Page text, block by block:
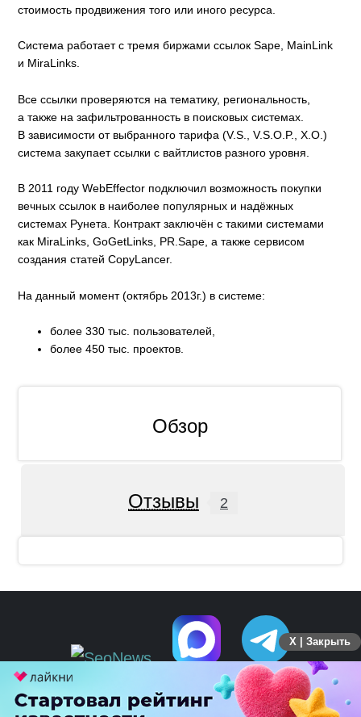
стоимость продвижения того или иного ресурса.
Система работает с тремя биржами ссылок Sape, MainLink
и MiraLinks.
Все ссылки проверяются на тематику, региональность,
а также на зафильтрованность в поисковых системах.
В зависимости от выбранного тарифа (V.S., V.S.O.P., X.O.)
система закупает ссылки с вайтлистов разного уровня.
В 2011 году WebEffector подключил возможность покупки
вечных ссылок в наиболее популярных и надёжных
системах Рунета. Контракт заключён с такими системами
как MiraLinks, GoGetLinks, PR.Sape, а также сервисом
создания статей CopyLancer.
На данный момент (октябрь 2013г.) в системе:
более 330 тыс. пользователей,
более 450 тыс. проектов.
Обзор
Отзывы 2
X | Закрыть
ПЕРЕЙТИ НА ПОЛНУЮ ВЕРСИЮ